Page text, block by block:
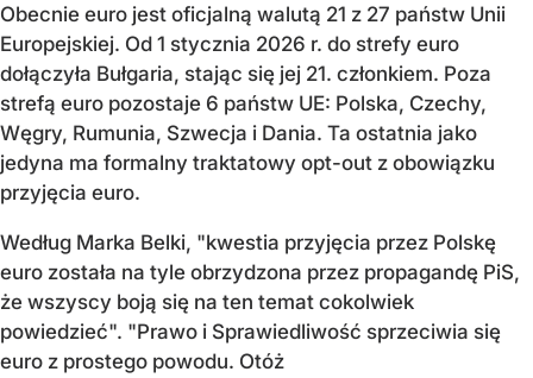
Obecnie euro jest oficjalną walutą 21 z 27 państw Unii
Europejskiej. Od 1 stycznia 2026 r. do strefy euro
dołączyła Bułgaria, stając się jej 21. członkiem. Poza
strefą euro pozostaje 6 państw UE: Polska, Czechy,
Węgry, Rumunia, Szwecja i Dania. Ta ostatnia jako
jedyna ma formalny traktatowy opt-out z obowiązku
przyjęcia euro.
Według Marka Belki, "kwestia przyjęcia przez Polskę
euro została na tyle obrzydzona przez propagandę PiS,
że wszyscy boją się na ten temat cokolwiek
powiedzieć". "Prawo i Sprawiedliwość sprzeciwia się
euro z prostego powodu. Otóż